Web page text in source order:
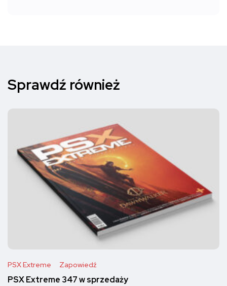
Sprawdź również
PSX Extreme Zapowiedź
PSX Extreme 347 w sprzedaży